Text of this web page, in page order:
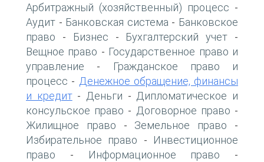
Арбитражный (хозяйственный) процесс -
Аудит - Банковская система - Банковское
право - Бизнес - Бухгалтерский учет -
Вещное право - Государственное право и
управление -
Гражданское право и
процесс - Денежное обращение, финансы
и кредит- Деньги - Дипломатическое и
консульское право - Договорное право -
Жилищное право - Земельное право -
Избирательное право -
Инвестиционное
право - Информационное право -